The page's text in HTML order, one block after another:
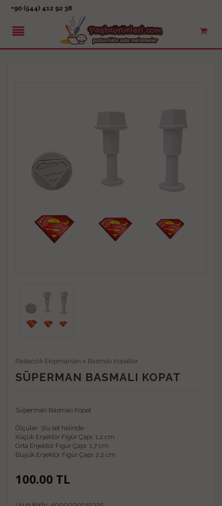
+90 (544) 412 92 38
Pastacılık Ekipmanları » Basmalı Kopatlar
SÜPERMAN BASMALI KOPAT
Süperman Basmalı Kopat
Ölçüler: 3lü set halinde
Küçük Enjektör Figür Çapı: 1,2 cm
Orta Enjektör Figür Çapı: 1,7 cm
Büyük Enjektör Figür Çapı: 2,2 cm
100.00 TL